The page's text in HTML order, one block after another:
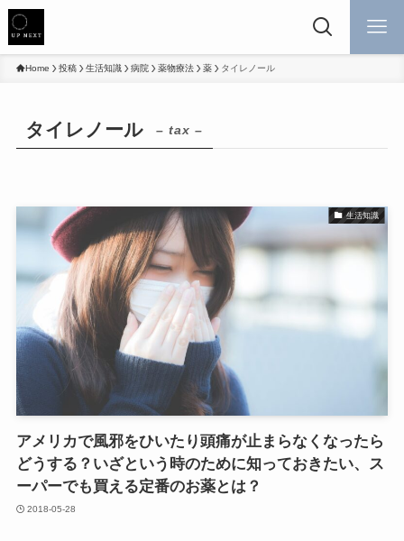
Home 投稿 生活知識 病院 薬物療法 薬 タイレノール
タイレノール – tax –
生活知識
アメリカで風邪をひいたり頭痛が止まらなくなったら
どうする？いざという時のために知っておきたい、ス
ーパーでも買える定番のお薬とは？
2018-05-28